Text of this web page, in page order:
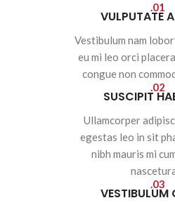
01.
VULPUTATE
Vestibulum nam
eu mi leo orci
congue non
02.
SUSCIPIT
Ullamcorper
egestas leo in sit
nibh mauris mi
03.
VESTIBULUM